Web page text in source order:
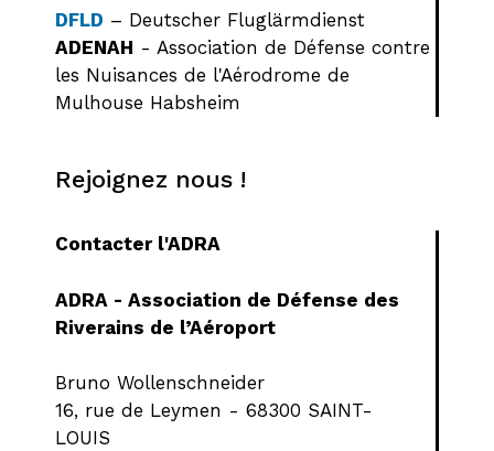
DFLD – Deutscher Fluglärmdienst
ADENAH - Association de Défense contre
les Nuisances de l'Aérodrome de
Mulhouse Habsheim
Rejoignez nous !
Contacter l'ADRA
ADRA - Association de Défense des
Riverains de l’Aéroport
Bruno Wollenschneider
16, rue de Leymen - 68300 SAINT-
LOUIS